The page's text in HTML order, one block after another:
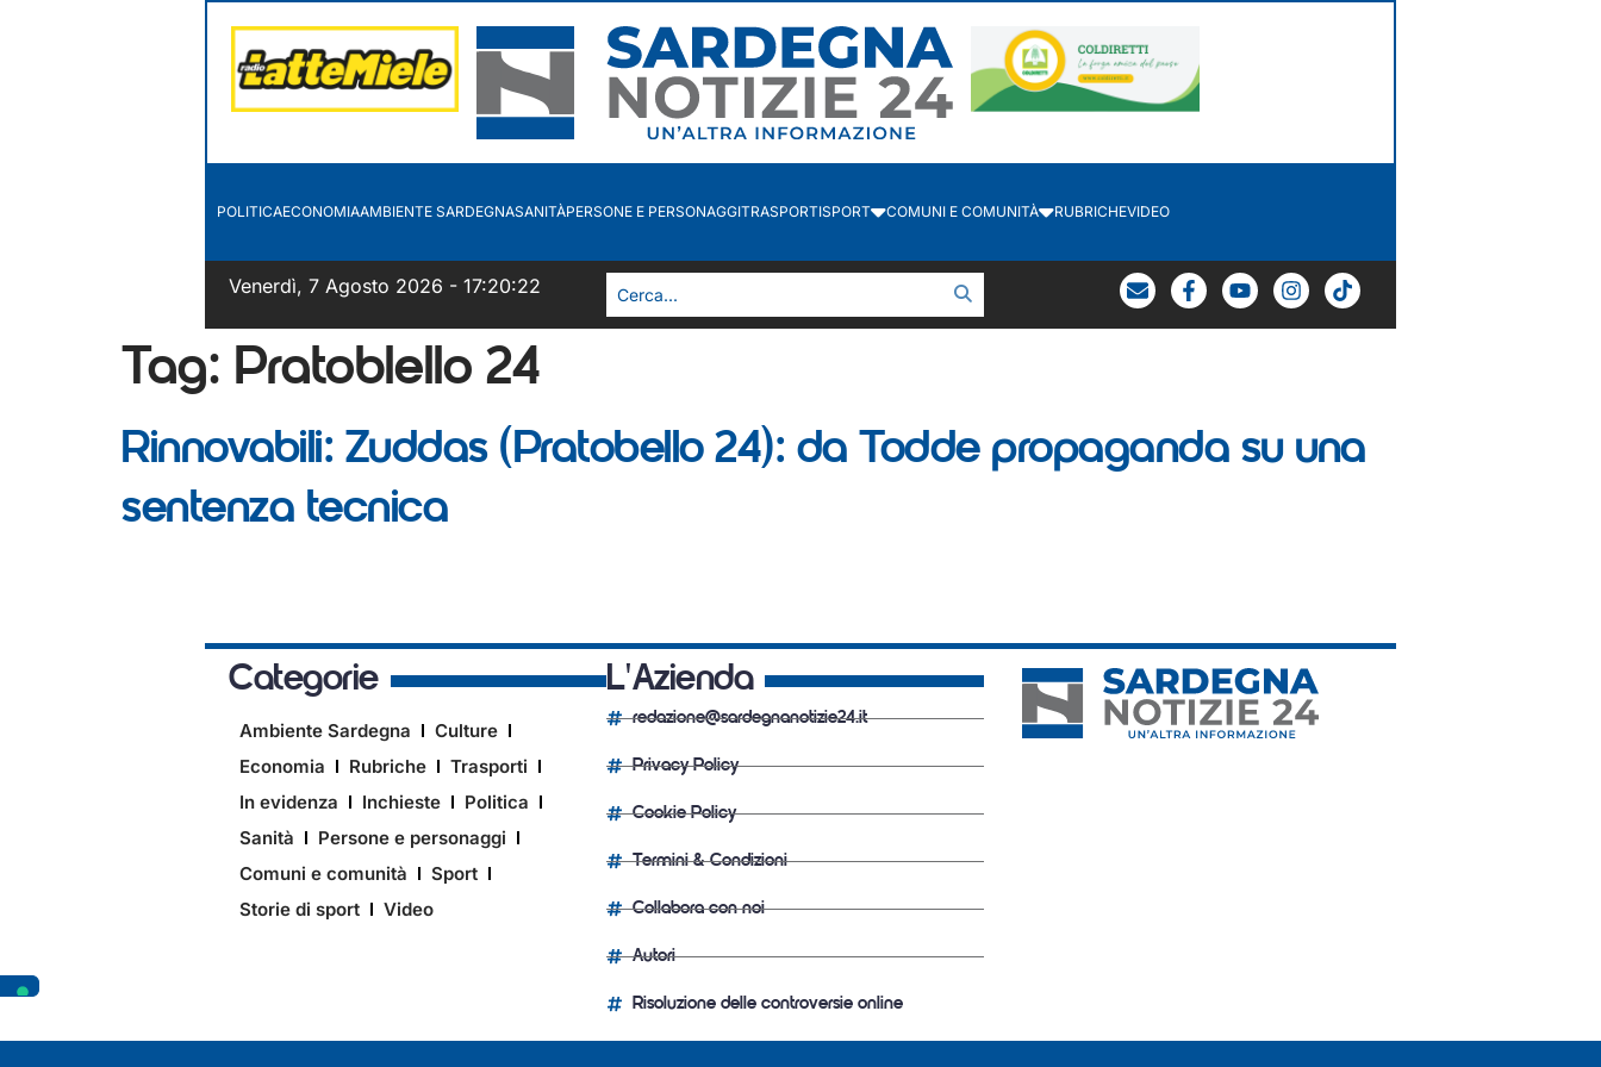
POLITICAECONOMIAAMBIENTE SARDEGNASANITÀPERSONE E PERSONAGGITRASPORTISPORT COMUNI E COMUNITÀ RUBRICHEVIDEO
Venerdì, 7 Agosto 2026 - 17:20:22
Tag: Pratoblello 24
Rinnovabili: Zuddas (Pratobello 24): da Todde propaganda su una
sentenza tecnica
Categorie
Ambiente Sardegna
Culture
Economia
Rubriche
Trasporti
In evidenza
Inchieste
Politica
Sanità
Persone e personaggi
Comuni e comunità
Sport
Storie di sport
Video
L'Azienda
redazione@sardegnanotizie24.it
Privacy Policy
Cookie Policy
Termini & Condizioni
Collabora con noi
Autori
Risoluzione delle controversie online